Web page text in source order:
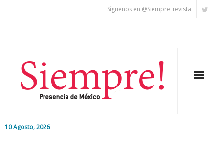
Síguenos en @Siempre_revista
10 Agosto, 2026